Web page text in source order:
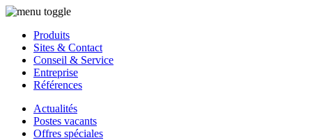
Produits
Sites & Contact
Conseil & Service
Entreprise
Références
Actualités
Postes vacants
Offres spéciales